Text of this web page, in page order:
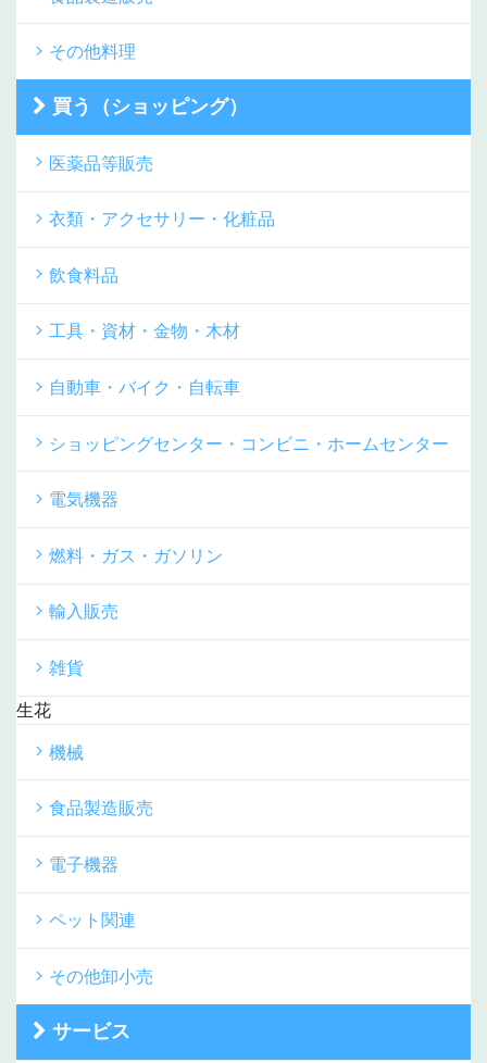
その他料理
買う（ショッピング）
医薬品等販売
衣類・アクセサリー・化粧品
飲食料品
工具・資材・金物・木材
自動車・バイク・自転車
ショッピングセンター・コンビニ・ホームセンター
電気機器
燃料・ガス・ガソリン
輸入販売
雑貨
生花
機械
食品製造販売
電子機器
ペット関連
その他卸小売
サービス